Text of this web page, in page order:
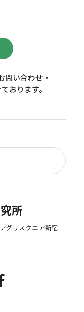
問い合わせ・
おります。
所
グリスクエア新宿